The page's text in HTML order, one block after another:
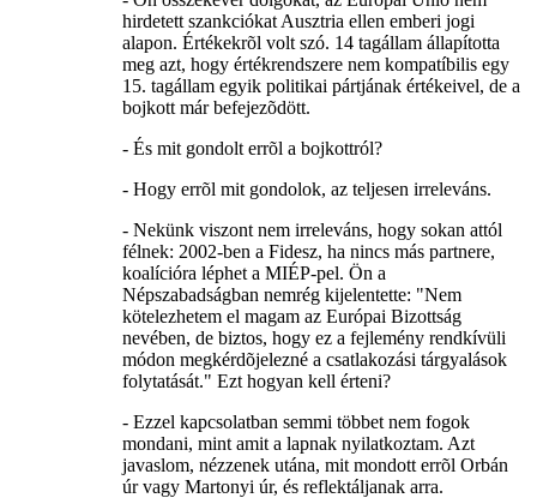
hirdetett szankciókat Ausztria ellen emberi jogi
alapon. Értékekrõl volt szó. 14 tagállam állapította
meg azt, hogy értékrendszere nem kompatíbilis egy
15. tagállam egyik politikai pártjának értékeivel, de a
bojkott már befejezõdött.
- És mit gondolt errõl a bojkottról?
- Hogy errõl mit gondolok, az teljesen irreleváns.
- Nekünk viszont nem irreleváns, hogy sokan attól
félnek: 2002-ben a Fidesz, ha nincs más partnere,
koalícióra léphet a MIÉP-pel. Ön a
Népszabadságban nemrég kijelentette: "Nem
kötelezhetem el magam az Európai Bizottság
nevében, de biztos, hogy ez a fejlemény rendkívüli
módon megkérdõjelezné a csatlakozási tárgyalások
folytatását." Ezt hogyan kell érteni?
- Ezzel kapcsolatban semmi többet nem fogok
mondani, mint amit a lapnak nyilatkoztam. Azt
javaslom, nézzenek utána, mit mondott errõl Orbán
úr vagy Martonyi úr, és reflektáljanak arra.